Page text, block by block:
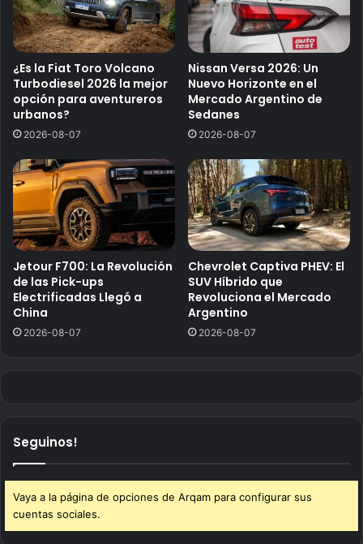
¿Es la Fiat Toro Volcano
Turbodiesel 2026 la mejor
opción para aventureros
urbanos?
2026-08-07
Nissan Versa 2026: Un
Nuevo Horizonte en el
Mercado Argentino de
Sedanes
2026-08-07
Jetour F700: La Revolución
de las Pick-ups
Electrificadas Llegó a
China
2026-08-07
Chevrolet Captiva PHEV: El
SUV Híbrido que
Revoluciona el Mercado
Argentino
2026-08-07
Seguinos!
Vaya a la página de opciones de Arqam para configurar sus
cuentas sociales.